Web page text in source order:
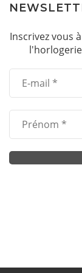
Inscrivez vous